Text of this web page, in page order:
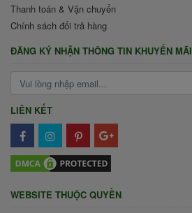
Thanh toán & Vận chuyển
Chính sách đổi trả hàng
ĐĂNG KÝ NHẬN THÔNG TIN KHUYẾN MÃI
LIÊN KẾT
WEBSITE THUỘC QUYỀN